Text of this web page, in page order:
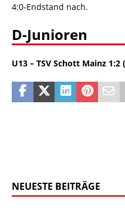
4:0-Endstand nach.
D-Junioren
U13 – TSV Schott Mainz
NEUESTE BEITRÄGE